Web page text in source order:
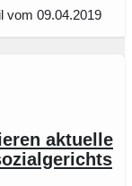
vom 09.04.2019
aktuelle